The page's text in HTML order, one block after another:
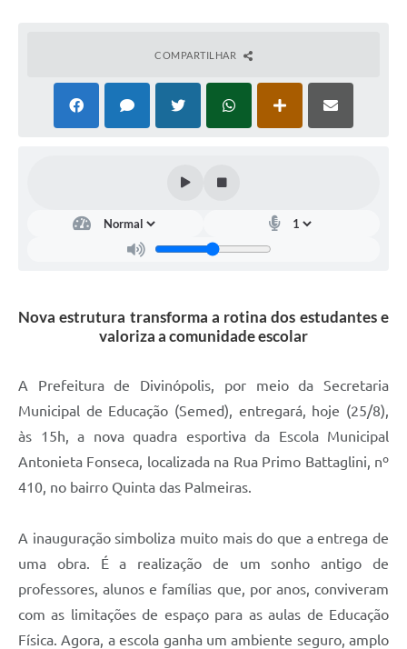
COMPARTILHAR
Nova estrutura transforma a rotina dos estudantes e
valoriza a comunidade escolar
A Prefeitura de Divinópolis, por meio da Secretaria
Municipal de Educação (Semed), entregará, hoje (25/8),
às 15h, a nova quadra esportiva da Escola Municipal
Antonieta Fonseca, localizada na Rua Primo Battaglini, nº
410, no bairro Quinta das Palmeiras.
A inauguração simboliza muito mais do que a entrega de
uma obra. É a realização de um sonho antigo de
professores, alunos e famílias que, por anos, conviveram
com as limitações de espaço para as aulas de Educação
Física. Agora, a escola ganha um ambiente seguro, amplo